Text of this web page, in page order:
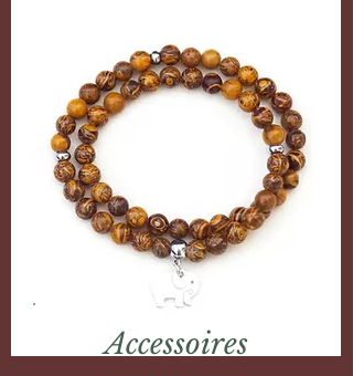
Accessoires